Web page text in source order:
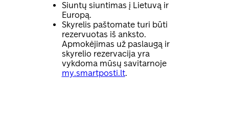
Siuntų siuntimas į Lietuvą ir
Europą.
Skyrelis paštomate turi būti
rezervuotas iš anksto.
Apmokėjimas už paslaugą ir
skyrelio rezervacija yra
vykdoma mūsų savitarnoje
my.smartposti.lt.